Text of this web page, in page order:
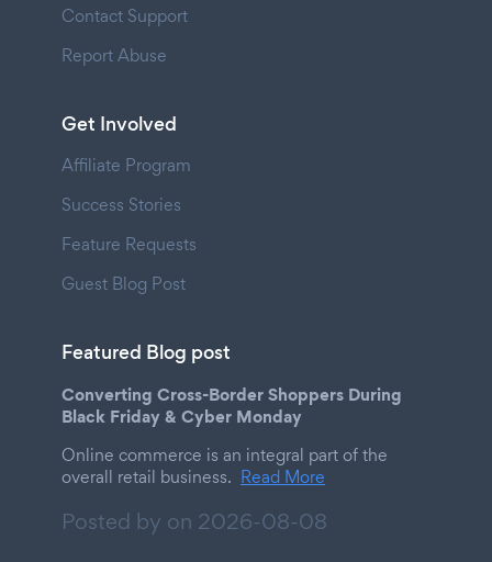
Contact Support
Report Abuse
Get Involved
Affiliate Program
Success Stories
Feature Requests
Guest Blog Post
Featured Blog post
Converting Cross-Border Shoppers During
Black Friday & Cyber Monday
Online commerce is an integral part of the
overall retail business. Read More
Posted by on 2026-08-08